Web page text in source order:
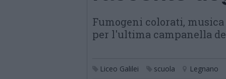
Fumogeni colorati,
per l'ultima campanella
Liceo Galilei scuola Legnano